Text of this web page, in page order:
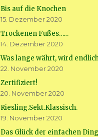
Bis auf die Knochen
15. Dezember 2020
Trockenen Fußes……
14. Dezember 2020
Was lange währt, wird
22. November 2020
Zertifiziert!
20. November 2020
Riesling.Sekt.Klassisch.
19. November 2020
Das Glück der einfachen